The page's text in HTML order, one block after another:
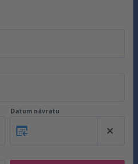
Datum návratu